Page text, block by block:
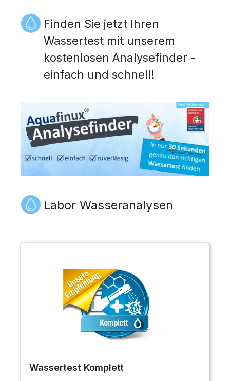
Finden Sie jetzt Ihren
Wassertest mit unserem
kostenlosen Analysefinder -
einfach und schnell!
Labor Wasseranalysen
Wassertest Komplett